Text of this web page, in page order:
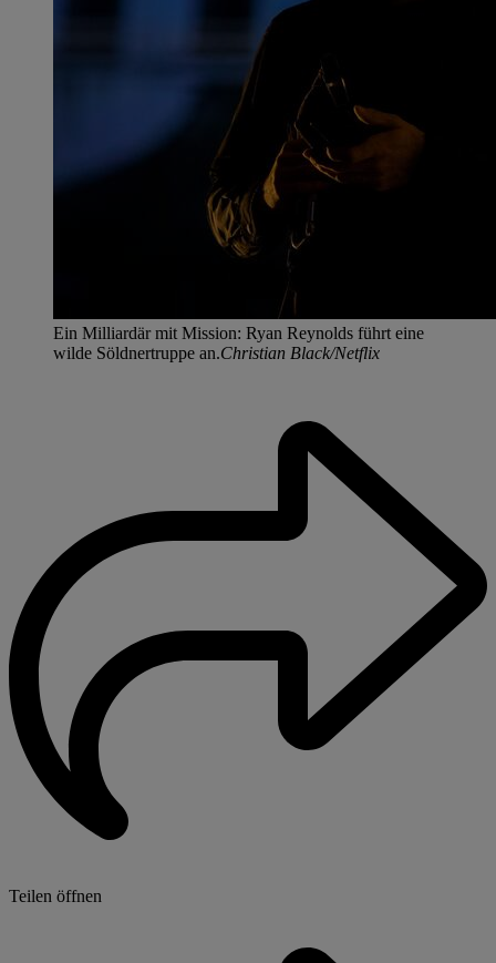
Ein Milliardär mit Mission: Ryan Reynolds führt eine
wilde Söldnertruppe an.Christian Black/Netflix
Teilen öffnen